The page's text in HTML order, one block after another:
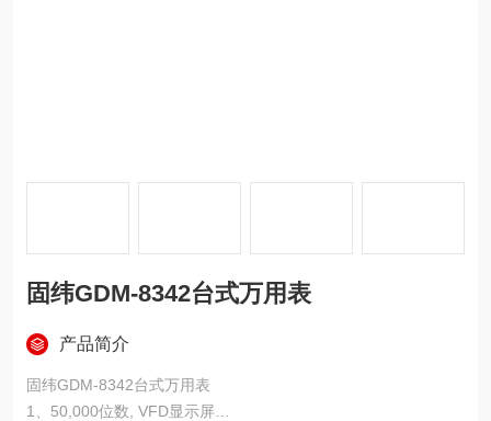
固纬GDM-8342台式万用表
产品简介
固纬GDM-8342台式万用表
1、50,000位数, VFD显示屏